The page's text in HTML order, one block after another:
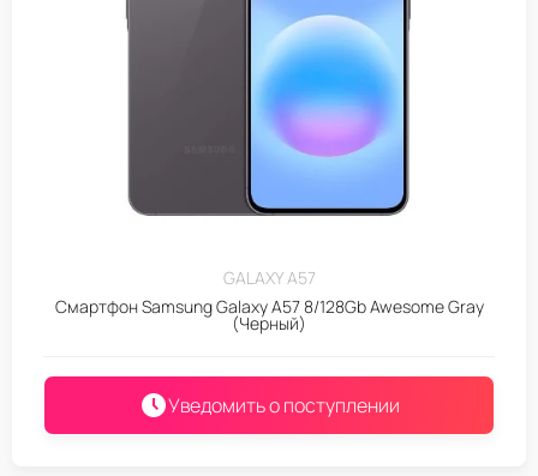
GALAXY A57
Смартфон Samsung Galaxy A57 8/128Gb Awesome Gray
(Черный)
Уведомить о поступлении